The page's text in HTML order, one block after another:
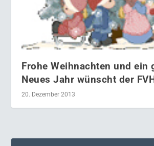
Frohe Weihnachten und ein
Neues Jahr wünscht der
20. Dezember 2013